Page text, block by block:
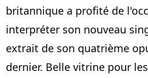
britannique a profité de
interpréter son nouveau
extrait de son quatrième
dernier. Belle vitrine pour